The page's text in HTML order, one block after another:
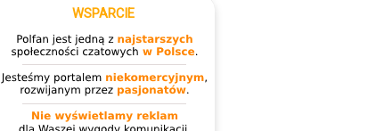
WSPARCIE